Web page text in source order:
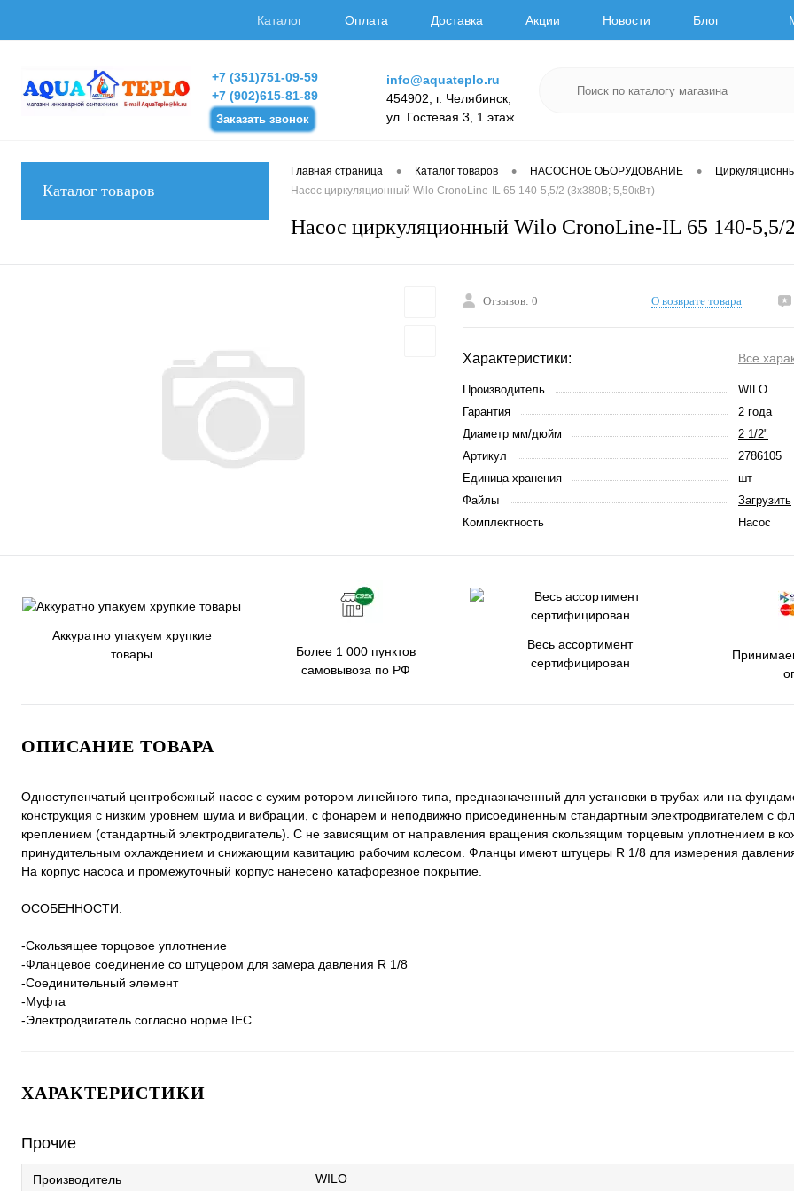
Каталог Оплата Доставка Акции Новости Блог
+7 (351)751-09-59
+7 (902)615-81-89
Заказать звонок
info@aquateplo.ru
454902, г. Челябинск,
ул. Гостевая 3, 1 этаж
Каталог товаров
Главная страница • Каталог товаров • НАСОСНОЕ ОБОРУДОВАНИЕ •
Насос циркуляционный Wilo CronoLine-IL 65 140-5,5/2 (3х380В; 5,50кВт)
Насос циркуляционный Wilo CronoLine-IL 65 140-5,5/
Отзывов: 0 О возврате товара
Характеристики: Все
Производитель
WILO
Гарантия
2 года
Диаметр мм/дюйм
2 1/2"
Артикул
2786105
Единица хранения
шт
Файлы
Загрузить
Комплектность
Насос
Аккуратно упакуем хрупкие
товары
Более 1 000 пунктов
самовывоза по РФ
Весь ассортимент
сертифицирован
ОПИСАНИЕ ТОВАРА
Одноступенчатый центробежный насос с сухим ротором линейного типа, предназначенный для установки в трубах или на
конструкция с низким уровнем шума и вибрации, с фонарем и неподвижно присоединенным стандартным электродвигателем с
креплением (стандартный электродвигатель). С не зависящим от направления вращения скользящим торцевым уплотнением в
принудительным охлаждением и снижающим кавитацию рабочим колесом. Фланцы имеют штуцеры R 1/8 для измерения
На корпус насоса и промежуточный корпус нанесено катафорезное покрытие.
ОСОБЕННОСТИ:
-Скользящее торцовое уплотнение
-Фланцевое соединение со штуцером для замера давления R 1/8
-Соединительный элемент
-Муфта
-Электродвигатель согласно норме IEC
ХАРАКТЕРИСТИКИ
Прочие
Производитель WILO